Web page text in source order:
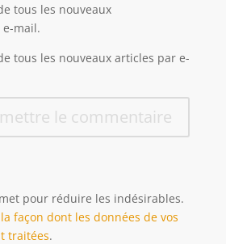
tous les nouveaux
mail.
tous les nouveaux articles par e-
le commentaire
pour réduire les indésirables.
façon dont les données de vos
traitées.